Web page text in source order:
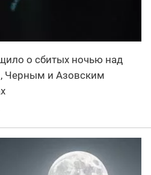
о сбитых ночью над
Черным и Азовским